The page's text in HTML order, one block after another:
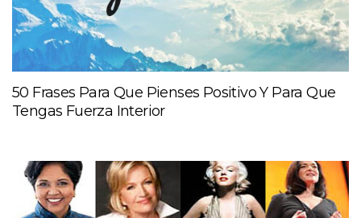
50 Frases Para Que Pienses Positivo Y Para Que
Tengas Fuerza Interior